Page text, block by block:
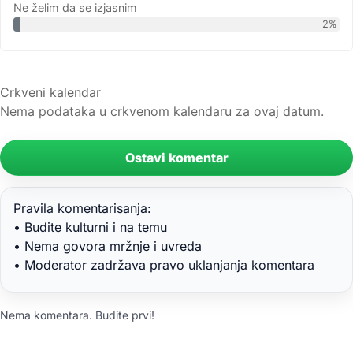
Ne želim da se izjasnim
2%
Crkveni kalendar
Nema podataka u crkvenom kalendaru za ovaj datum.
Ostavi komentar
Pravila komentarisanja:
• Budite kulturni i na temu
• Nema govora mržnje i uvreda
• Moderator zadržava pravo uklanjanja komentara
Nema komentara. Budite prvi!